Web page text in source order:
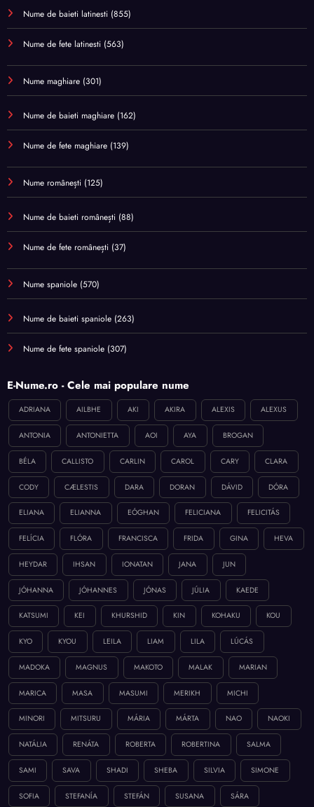
Nume de baieti latinesti (855)
Nume de fete latinesti (563)
Nume maghiare (301)
Nume de baieti maghiare (162)
Nume de fete maghiare (139)
Nume românești (125)
Nume de baieti românești (88)
Nume de fete românești (37)
Nume spaniole (570)
Nume de baieti spaniole (263)
Nume de fete spaniole (307)
E-Nume.ro - Cele mai populare nume
ADRIANA AILBHE AKI AKIRA ALEXIS ALEXUS
ANTONIA ANTONIETTA AOI AYA BROGAN
BÉLA CALLISTO CARLIN CAROL CARY CLARA
CODY CÆLESTIS DARA DORAN DÁVID DÓRA
ELIANA ELIANNA EÓGHAN FELICIANA FELICITÁS
FELÍCIA FLÓRA FRANCISCA FRIDA GINA HEVA
HEYDAR IHSAN IONATAN JANA JUN
JÓHANNA JÓHANNES JÓNAS JÚLIA KAEDE
KATSUMI KEI KHURSHID KIN KOHAKU KOU
KYO KYOU LEILA LIAM LILA LÚCÁS
MADOKA MAGNUS MAKOTO MALAK MARIAN
MARICA MASA MASUMI MERIKH MICHI
MINORI MITSURU MÁRIA MÁRTA NAO NAOKI
NATÁLIA RENÁTA ROBERTA ROBERTINA SALMA
SAMI SAVA SHADI SHEBA SILVIA SIMONE
SOFIA STEFANÍA STEFÁN SUSANA SÁRA